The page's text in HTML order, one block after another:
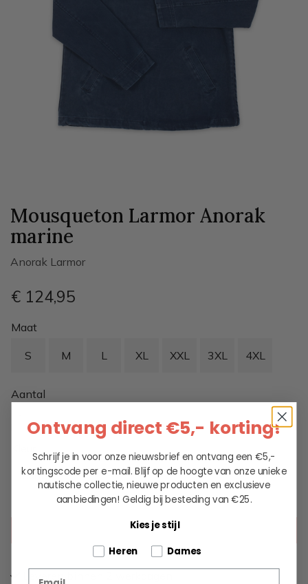
Mousqueton Larmor Anorak
marine
Anorak Larmor
€ 124,95
Maat
S M L XL XXL 3XL 4XL
Aantal
marine
KIES EEN OPTIE
Leveren binnen 2 werkdagen
Ontvang direct €5,- korting!
Schrijf je in voor onze nieuwsbrief en ontvang een €5,-
kortingscode per e-mail. Blijf op de hoogte van onze unieke
nautische collectie, nieuwe producten en exclusieve
aanbiedingen! Geldig bij besteding van €25.
Kies je stijl
Tell us about your pets
Heren Dames